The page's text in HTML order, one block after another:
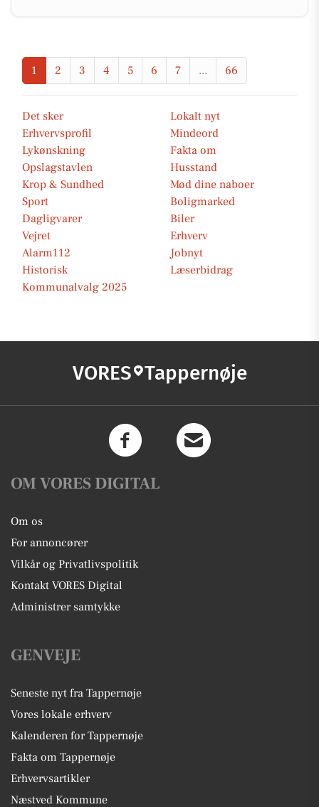
1 2 3 4 5 6 7 ... 66
Det sker
Lokalt nyt
Erhvervsprofil
Mindeord
Lykønskning
Fakta om
Opslagstavlen
Husstand
Krop & Sundhed
Mød dine naboer
Sport
Boligmarked
Dagligvarer
Biler
Vejret
Erhverv
Alarm112
Jobnyt
Historisk
Læserbidrag
Kommunalvalg 2025
VORES Tappernøje
OM VORES DIGITAL
Om os
For annoncører
Vilkår og Privatlivspolitik
Kontakt VORES Digital
Administrer samtykke
GENVEJE
Seneste nyt fra Tappernøje
Vores lokale erhverv
Kalenderen for Tappernøje
Fakta om Tappernøje
Erhvervsartikler
Næstved Kommune